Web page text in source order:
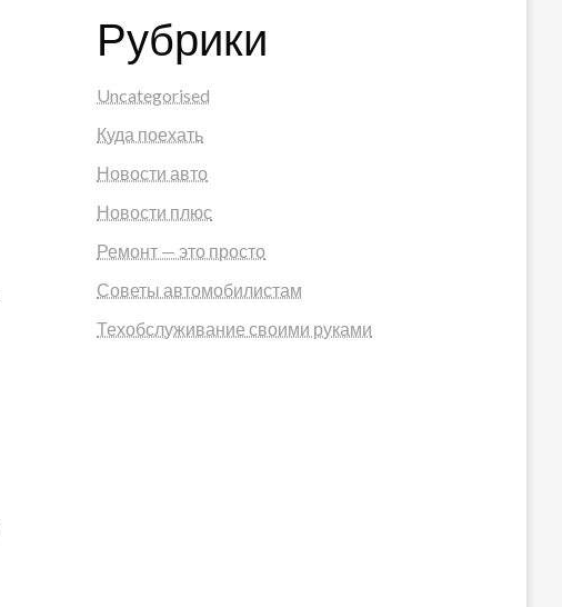
Рубрики
Uncategorised
Куда поехать
Новости авто
Новости плюс
Ремонт — это просто
Советы автомобилистам
Техобслуживание своими руками